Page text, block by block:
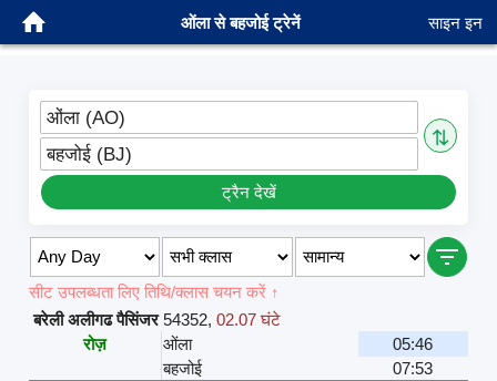
ओंला से बहजोई ट्रेनें साइन इन
ओंला (AO)
⇅
बहजोई (BJ)
ट्रैन देखें
सीट उपलब्धता लिए तिथि/क्लास चयन करें ↑
बरेली अलीगढ पैसिंजर 54352, 02.07 घंटे
रोज़
ओंला
05:46
बहजोई
07:53